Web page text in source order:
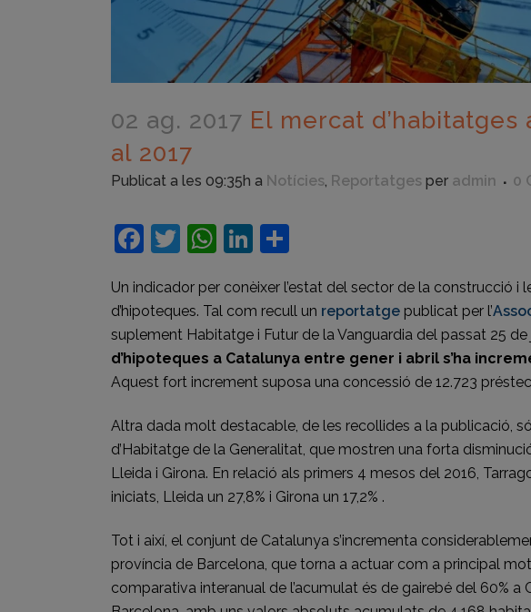
02 ag. 2017 El mercat d’habitatges
al 2017
Publicat a les 09:35h a Notícies, Reportatges per admin 0
Facebook
Twitter
WhatsApp
LinkedIn
Un indicador per conèixer l’estat del sector de la construcció i
d’hipoteques. Tal com recull un reportatge publicat per l’
suplement Habitatge i Futur de la Vanguardia del passat 25 de
d’hipoteques a Catalunya entre gener i abril s’ha
Aquest fort increment suposa una concessió de 12.723
Altra dada molt destacable, de les recollides a la publicació,
d’Habitatge de la Generalitat, que mostren una forta
Lleida i Girona. En relació als primers 4 mesos del 2016,
iniciats, Lleida un 27,8% i Girona un 17,2% .
Tot i així, el conjunt de Catalunya s’incrementa
província de Barcelona, que torna a actuar com a principal
comparativa interanual de l’acumulat és de gairebé del 60% a